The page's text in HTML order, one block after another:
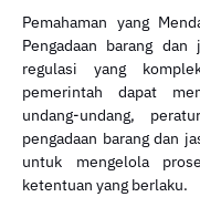
Pemahaman yang
Pengadaan barang
regulasi yang
pemerintah dapat
undang-undang,
pengadaan barang dan
untuk mengelola
ketentuan yang berlaku.